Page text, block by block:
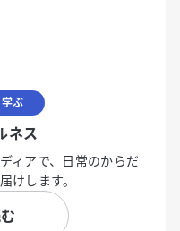
ぶ
ネス
ィアで、日常のからだ
けします。